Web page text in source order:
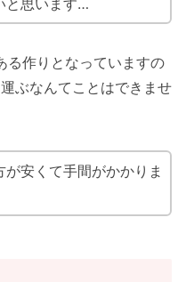
る作りとなっていますの
ぶなんてことはできませ
安くて手間がかかりま